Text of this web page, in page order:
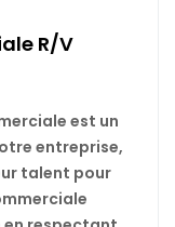
R/V
est un
entreprise,
talent pour